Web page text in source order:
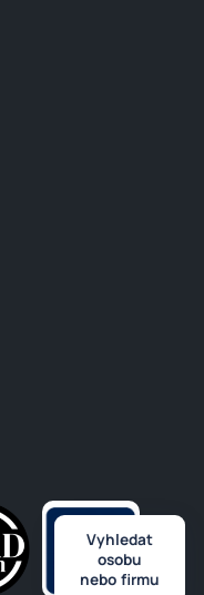
Vyhledat
osobu
nebo firmu